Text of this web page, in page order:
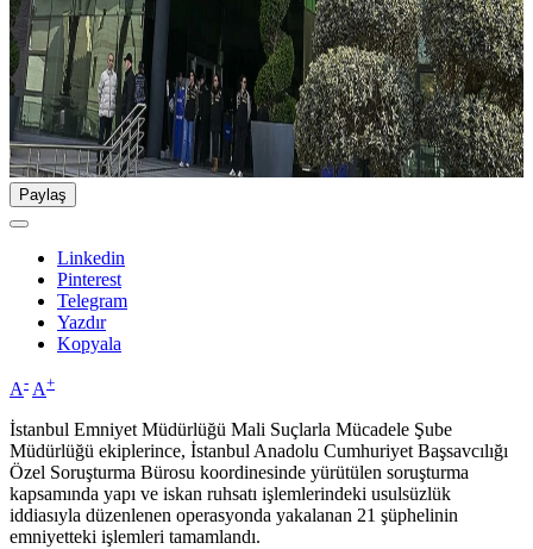
Paylaş
Linkedin
Pinterest
Telegram
Yazdır
Kopyala
A- A+
İstanbul Emniyet Müdürlüğü Mali Suçlarla Mücadele Şube
Müdürlüğü ekiplerince, İstanbul Anadolu Cumhuriyet Başsavcılığı
Özel Soruşturma Bürosu koordinesinde yürütülen soruşturma
kapsamında yapı ve iskan ruhsatı işlemlerindeki usulsüzlük
iddiasıyla düzenlenen operasyonda yakalanan 21 şüphelinin
emniyetteki işlemleri tamamlandı.